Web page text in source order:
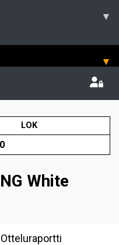
▾
▾
LOK
White
Otteluraportti